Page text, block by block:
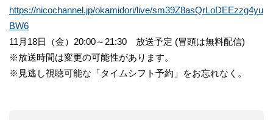
https://nicochannel.jp/okamidori/live/sm39Z8asQrLoDEEzzg4yu
BW6
11月18日（金）20:00～21:30 放送予定 (冒頭は無料配信)
※放送時間は変更の可能性があります。
※見逃し視聴可能な「タイムシフト予約」をお忘れなく。